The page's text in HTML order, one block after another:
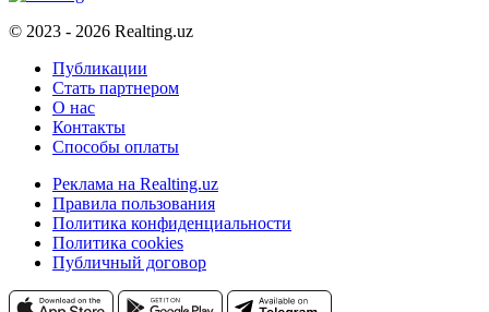
© 2023 - 2026 Realting.uz
Публикации
Стать партнером
О нас
Контакты
Способы оплаты
Реклама на Realting.uz
Правила пользования
Политика конфиденциальности
Политика cookies
Публичный договор